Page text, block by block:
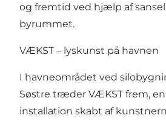
og fremtid ved hjælp af
byrummet.
VÆKST – lyskunst på havnen
I havneområdet ved
Søstre træder VÆKST frem,
installation skabt af